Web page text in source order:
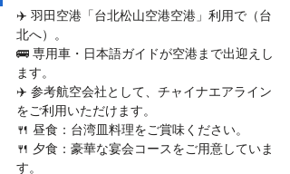
✈️ 羽田空港「台北松山空港空港」利用で（台
北へ）。
🚌 専用車・日本語ガイドが空港まで出迎えし
ます。
✈️ 参考航空会社として、チャイナエアライン
をご利用いただけます。
🍴 昼食：台湾皿料理をご賞味ください。
🍴 夕食：豪華な宴会コースをご用意していま
す。